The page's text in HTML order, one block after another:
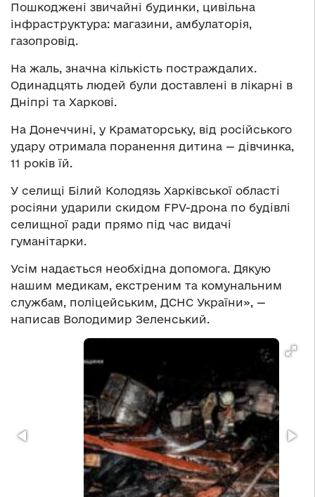
Пошкоджені звичайні будинки, цивільна
інфраструктура: магазини, амбулаторія,
газопровід.
На жаль, значна кількість постраждалих.
Одинадцять людей були доставлені в лікарні в
Дніпрі та Харкові.
На Донеччині, у Краматорську, від російського
удару отримала поранення дитина — дівчинка,
11 років їй.
У селищі Білий Колодязь Харківської області
росіяни ударили скидом FPV-дрона по будівлі
селищної ради прямо під час видачі
гуманітарки.
Усім надається необхідна допомога. Дякую
нашим медикам, екстреним та комунальним
службам, поліцейським, ДСНС України», —
написав Володимир Зеленський.